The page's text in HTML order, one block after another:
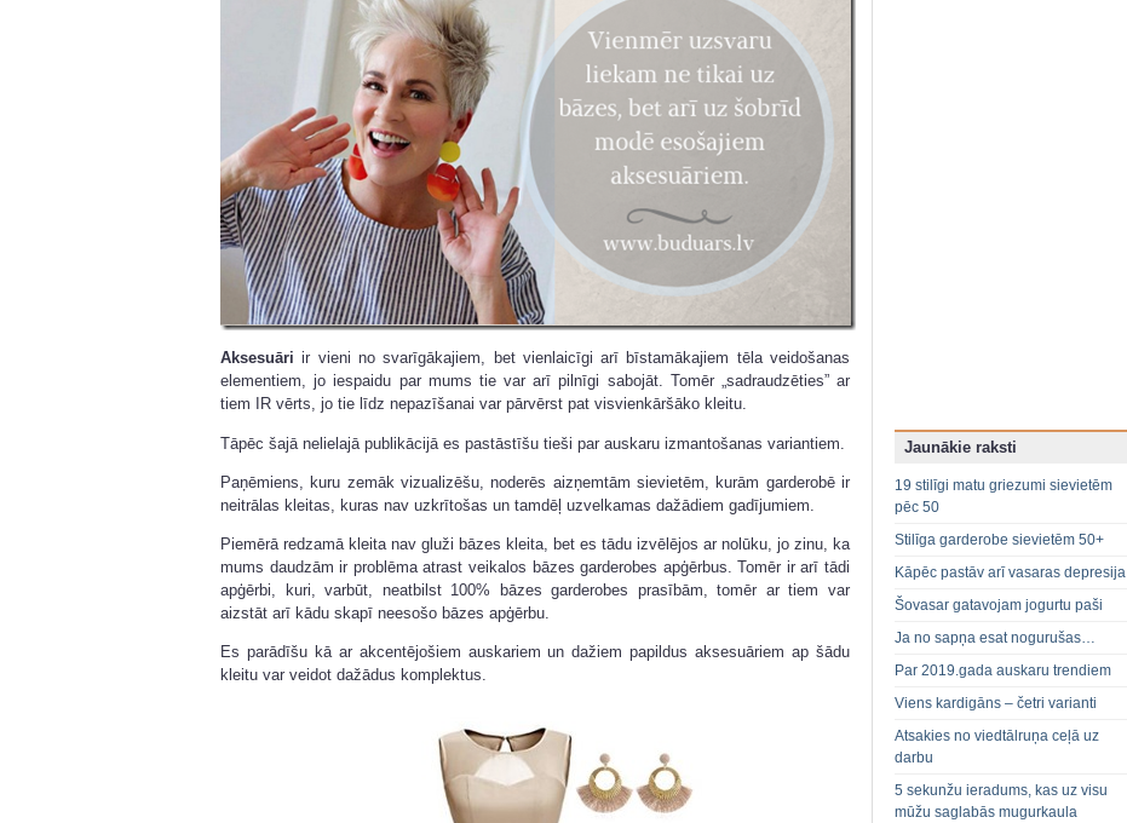
Aksesuāri ir vieni no svarīgākajiem, bet vienlaicīgi arī bīstamākajiem tēla veidošanas
elementiem, jo iespaidu par mums tie var arī pilnīgi sabojāt. Tomēr „sadraudzēties” ar
tiem IR vērts, jo tie līdz nepazīšanai var pārvērst pat visvienkāršāko kleitu.
Tāpēc šajā nelielajā publikācijā es pastāstīšu tieši par auskaru izmantošanas variantiem.
Paņēmiens, kuru zemāk vizualizēšu, noderēs aizņemtām sievietēm, kurām garderobē ir
neitrālas kleitas, kuras nav uzkrītošas un tamdēļ uzvelkamas dažādiem gadījumiem.
Piemērā redzamā kleita nav gluži bāzes kleita, bet es tādu izvēlējos ar nolūku, jo zinu, ka
mums daudzām ir problēma atrast veikalos bāzes garderobes apģērbus. Tomēr ir arī tādi
apģērbi, kuri, varbūt, neatbilst 100% bāzes garderobes prasībām, tomēr ar tiem var
aizstāt arī kādu skapī neesošo bāzes apģērbu.
Es parādīšu kā ar akcentējošiem auskariem un dažiem papildus aksesuāriem ap šādu
kleitu var veidot dažādus komplektus.
Jaunākie raksti
19 stilīgi matu griezumi sievietēm
pēc 50
Stilīga garderobe sievietēm 50+
Kāpēc pastāv arī vasaras depresija
Šovasar gatavojam jogurtu paši
Ja no sapņa esat nogurušas…
Par 2019.gada auskaru trendiem
Viens kardigāns – četri varianti
Atsakies no viedtālruņa ceļā uz
darbu
5 sekunžu ieradums, kas uz visu
mūžu saglabās mugurkaula